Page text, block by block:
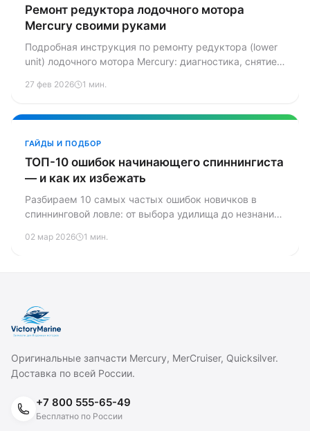
Ремонт редуктора лодочного мотора
Mercury своими руками
Подробная инструкция по ремонту редуктора (lower
unit) лодочного мотора Mercury: диагностика, снятие,
Конкретные артикулы запчастей и сравнение
27 фев 2026 1 мин.
ГАЙДЫ И ПОДБОР
ТОП-10 ошибок начинающего спиннингиста
— и как их избежать
Разбираем 10 самых частых ошибок новичков в
спиннинговой ловле: от выбора удилища до незнания
02 мар 2026 1 мин.
Оригинальные запчасти Mercury, MerCruiser, Quicksilver.
Доставка по всей России.
+7 800 555-65-49
Бесплатно по России